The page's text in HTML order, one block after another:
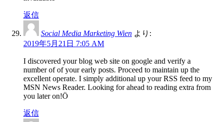
返信
Social Media Marketing Wien より:
2019年5月21日 7:05 AM
I discovered your blog web site on google and verify a
number of of your early posts. Proceed to maintain up the
excellent operate. I simply additional up your RSS feed to my
MSN News Reader. Looking for ahead to reading extra from
you later on!Ö
返信